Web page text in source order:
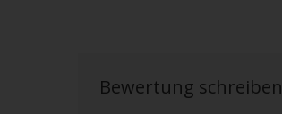
Bewertung schreiben